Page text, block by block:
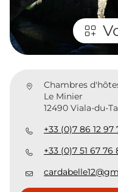
Chambres
Le Minier
12490 Viala-du-
+33 (0)7 86 12 97
+33 (0)7 51 67 76